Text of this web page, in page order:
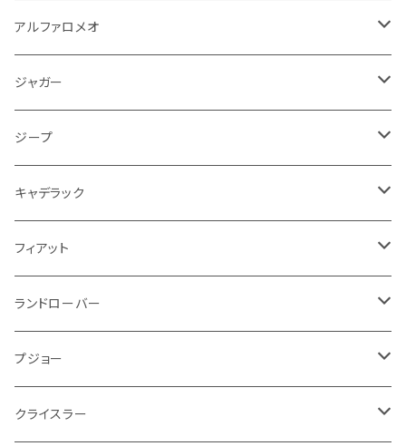
アルファロメオ
ミニ
シトロエン
フィアット
クライスラー
サーブ
ベントレー
ロータス
クライスラー
アストンマーティン
プジョー
ルノー
サーブ
フォード
ミニ
ロータス
ジャガー
ジープ
ランドローバー
ロータス
メルセデス ベンツ
ミニ
プジョー
ポルシェ
オイルフィルター
クーラント
その他
クーラント
ミッション
ドライブシャフト
サスペンション
マフラー
ライト系
ブレーキランプ
方向指示器
ドア系
エアコン系
ブレーキ系
インテリア系
灰皿・ゴミ箱
ドリンクホルダー
携帯・スマホホルダー
クッション
ステッカー
フェンダー
ギアシフト系
バイク ブレーキクラッチレバー
バイク 収納
バイク ハンドル系
ハンドガード
スロットル
シートカバー
バイク その他
バイク フェンダー系
足回り
サスペンション
オイル系
サスペンション
リアバンパー
トランクマット
タイヤ回り
泥除け
ホイール
フロントバンパー回り
グリル
ライト系
アームレスト
冷却系
クーラント
フェンダー
ワイパー
トランクマット
ドア回り
タンク系
ケーブル系
バンパー回り
イグニッションコイル
ブレーキ系
アンチロックブレーキ
冷却系
クーラント
タンク系
ケーブル系
エンジン系
その他
その他
運転席周り
アームレスト
ドア回り
ワイパー
排気系
ガスケット
ダッシュボード
タイヤ回り
泥除け
フロアマット
その他
ライト系
ドア回り
ワイパー
キーホルダー
アルファロメオ
フロアマット
ワイパー
ジャガー
フロアマット
ジープ
フロアマット
収納用品
キャデラック
フロアマット
フィアット
フロアマット
フロントワイパー
リアワイパー
ランドローバー
フロアマット
ダッシュボード
プジョー
フロアマット
クライスラー